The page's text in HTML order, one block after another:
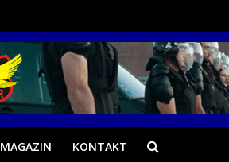
MAGAZIN KONTAKT